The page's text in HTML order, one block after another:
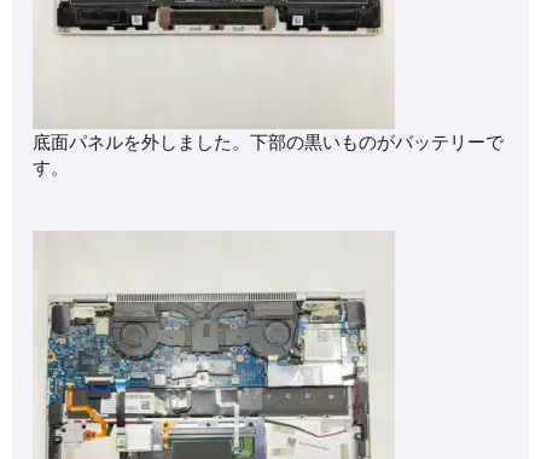
底面パネルを外しました。下部の黒いものがバッテリーで
す。